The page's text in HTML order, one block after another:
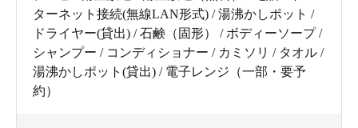
ターネット接続(無線LAN形式) / 湯沸かしポット /
ドライヤー(貸出) / 石鹸（固形） / ボディーソープ /
シャンプー / コンディショナー / カミソリ / タオル /
湯沸かしポット(貸出) / 電子レンジ（一部・要予
約）